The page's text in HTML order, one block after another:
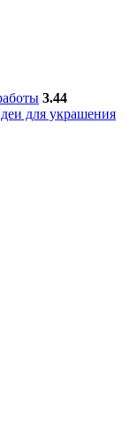
3.44
для украшения